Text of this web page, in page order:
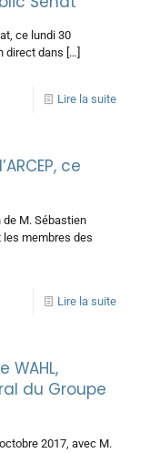
ce lundi 30
direct dans […]
Lire la suite
ce
de M. Sébastien
les membres des
Lire la suite
WAHL,
du Groupe
2017, avec M.